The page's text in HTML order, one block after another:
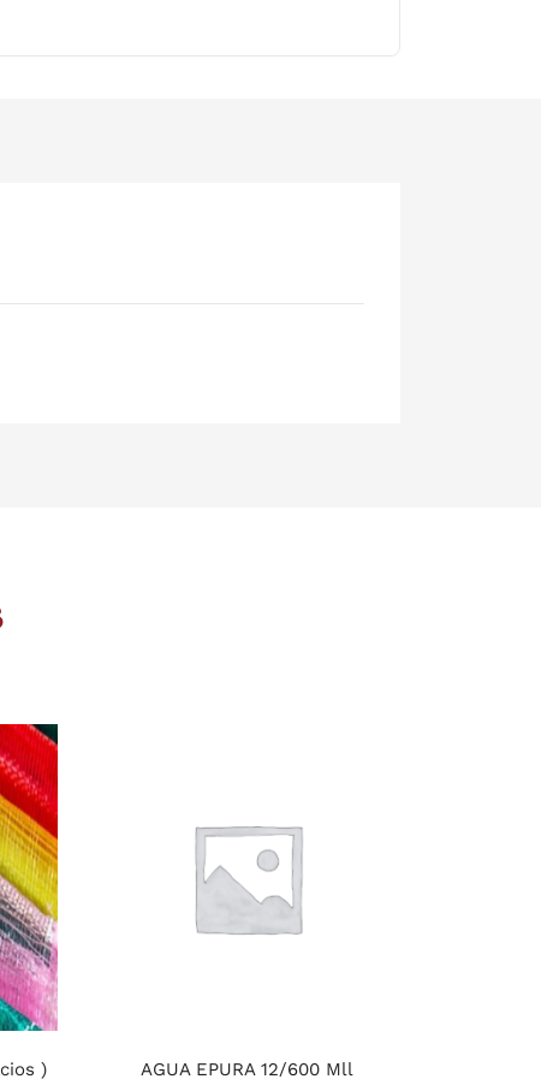
) AGUA EPURA 12/600 Mll